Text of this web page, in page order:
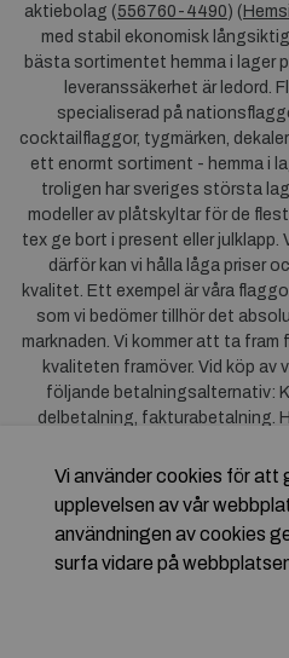
aktiebolag (556760-4490) (
med stabil ekonomisk
bästa sortimentet hemma i lager
leveranssäkerhet är ledord.
specialiserad på
cocktailflaggor, tygmärken,
ett enormt sortiment - hemma i
troligen har sveriges största
modeller av plåtskyltar för de
tex ge bort i present eller julklapp.
därför kan vi hålla låga priser
kvalitet. Ett exempel är våra
som vi bedömer tillhör det
marknaden. Vi kommer att ta fram
kvaliteten framöver. Vid köp av
följande betalningsalternativ:
delbetalning, fakturabetalning.
dig till oss. För frågor kring
Vi använder cookies för att
upplevelsen av vår
användningen av cookies
surfa vidare på